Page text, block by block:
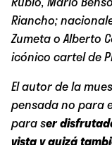
Riancho;
Zumeta o Alberto
icónico cartel de
El autor de la
pensada no para
para ser
vista y quizá